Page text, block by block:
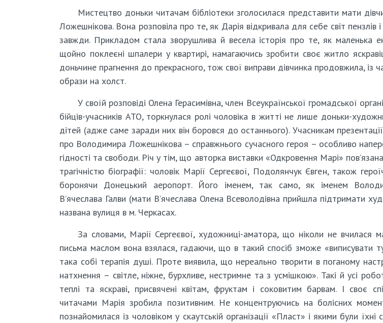
Мистецтво доньки читачам бібліотеки зголосилася представити мати
Ложешнікова. Вона розповіла про те, як Дарія відкривала для себе світ
завжди. Прикладом стала зворушлива й весела історія про те, як маленька
щойно поклеєні шпалери у квартирі, намагаючись зробити своє житло
доньчине прагнення до прекрасного, тож свої виправи дівчинка продовжила, із
образи на холст.
У своїй розповіді Олена Герасимівна, член Всеукраїнської громадської
бійців-учасників АТО, торкнулася ролі чоловіка в житті не лише доньки-
дітей (адже саме заради них він боровся до останнього). Учасникам
про Володимира Ложешнікова – справжнього сучасного героя – особливо
гідності та свободи. Річ у тім, що авторка виставки «Одкровення Марі»
трагічністю біографії: чоловік Марії Сергеєвої, Подолянчук Євген, також
боронячи Донецький аеропорт. Його іменем, так само, як іменем
В’ячеслава Галви (мати В’ячеслава Олена Всеволодівна прийшла підтримати
названа вулиця в м. Черкасах.
За словами, Марії Сергеєвої, художниці-аматора, що ніколи не вчилася
письма маслом вона взялася, гадаючи, що в такий спосіб зможе «виписувати
така собі терапія душі. Проте виявила, що нереально творити в поганому
натхнення – світле, ніжне, бурхливе, нестримне та з усмішкою». Такі й усі
теплі та яскраві, присвячені квітам, фруктам і соковитим барвам. І своє
читачами Марія зробила позитивним. Не концентруючись на болісних
познайомилася із чоловіком у скаутській організації «Пласт» і якими були їхні